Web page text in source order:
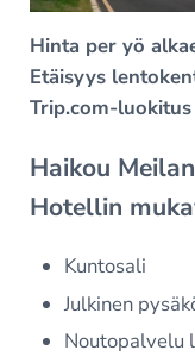
Hinta per yö
Etäisyys
Trip.com-luokitus
Haikou
Hotellin
Kuntosali
Julkinen
Noutopalvelu